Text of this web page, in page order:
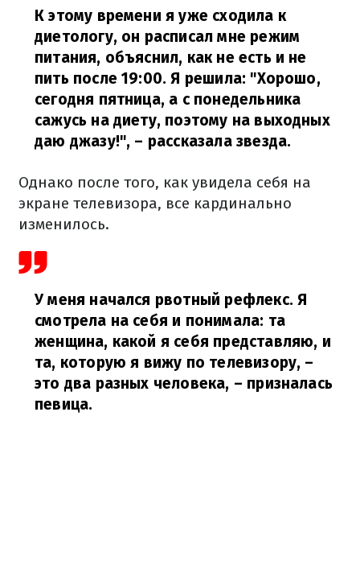
К этому времени я уже сходила к
диетологу, он расписал мне режим
питания, объяснил, как не есть и не
пить после 19:00. Я решила: "Хорошо,
сегодня пятница, а с понедельника
сажусь на диету, поэтому на выходных
даю джазу!", – рассказала звезда.
Однако после того, как увидела себя на
экране телевизора, все кардинально
изменилось.
У меня начался рвотный рефлекс. Я
смотрела на себя и понимала: та
женщина, какой я себя представляю, и
та, которую я вижу по телевизору, –
это два разных человека, – призналась
певица.